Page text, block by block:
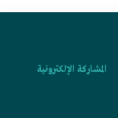
المشاركة الإلكترونية